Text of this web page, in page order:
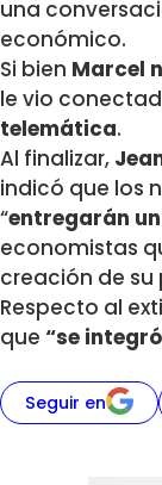
una
económico.
Si bien Marcel
le vio
telemática.
Al finalizar,
indicó que los
“entregarán
economistas
creación de
Respecto al
que “se
Seguir en